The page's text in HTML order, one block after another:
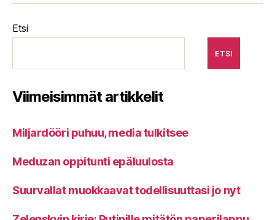
Etsi
ETSI
Viimeisimmät artikkelit
Miljardööri puhuu, media tulkitsee
Meduzan oppitunti epäluulosta
Suurvallat muokkaavat todellisuuttasi jo nyt